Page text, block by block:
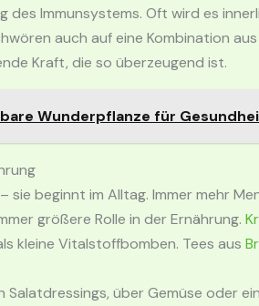
Immunsystems. Oft wird es
auch auf eine Kombination
Kraft, die so überzeugend ist.
Wunderpflanze für
beginnt im Alltag. Immer mehr
größere Rolle in der Ernährung.
kleine Vitalstoffbomben. Tees aus
Salatdressings, über Gemüse oder